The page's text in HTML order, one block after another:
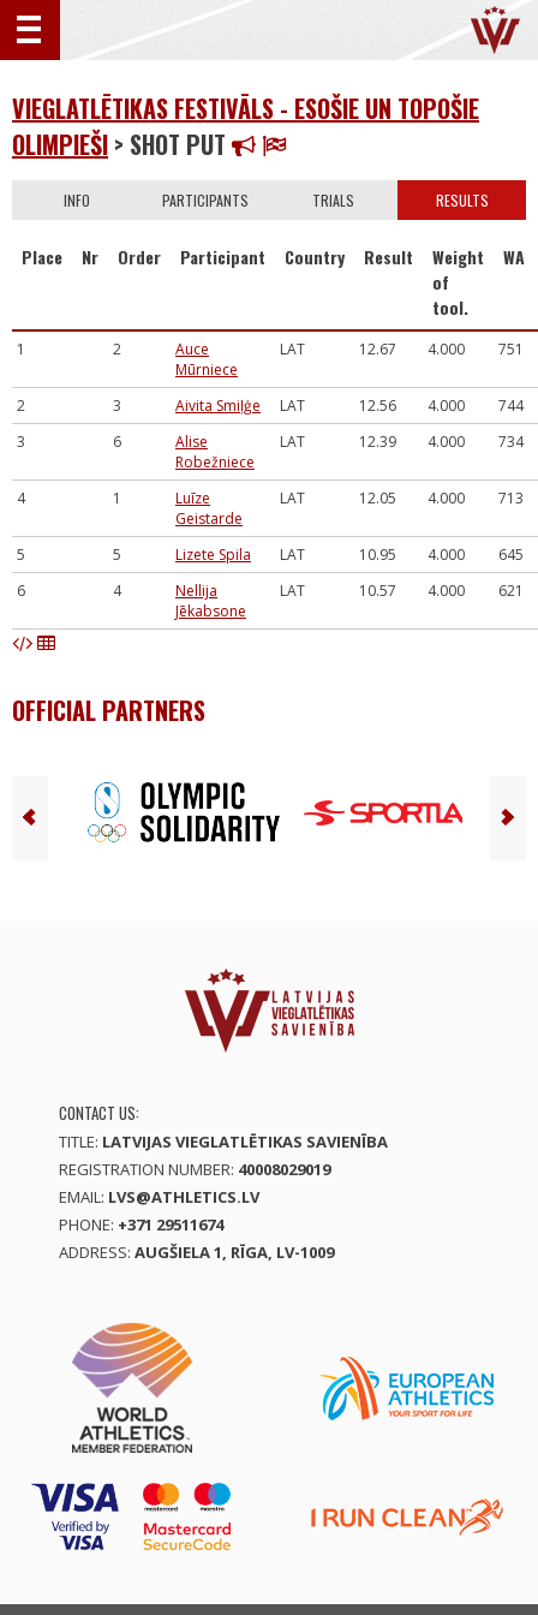
VIEGLATLĒTIKAS FESTIVĀLS - ESOŠIE UN TOPOŠIE
OLIMPIEŠI > SHOT PUT
INFO PARTICIPANTS TRIALS RESULTS
Place Nr Order Participant Country Result
Weight
of
tool.
WA
1 2
Auce
Mūrniece
LAT 12.67 4.000 751
2 3 Aivita Smiļģe LAT 12.56 4.000
744
3
6
Alise
Robežniece
LAT 12.39 4.000 734
4 1
Luīze
Geistarde
LAT 12.05 4.000 713
5 5 Lizete Spila LAT 10.95 4.000
645
6
4
Nellija
Jēkabsone
LAT 10.57 4.000 621
OFFICIAL PARTNERS
CONTACT US:
TITLE: LATVIJAS VIEGLATLĒTIKAS SAVIENĪBA
REGISTRATION NUMBER: 40008029019
EMAIL: LVS@ATHLETICS.LV
PHONE: +371 29511674
ADDRESS: AUGŠIELA 1, RĪGA, LV-1009